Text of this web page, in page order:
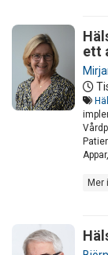
ett
Mer